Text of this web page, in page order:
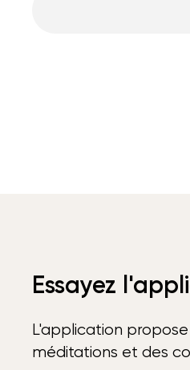
Essayez
L'application
méditations et des